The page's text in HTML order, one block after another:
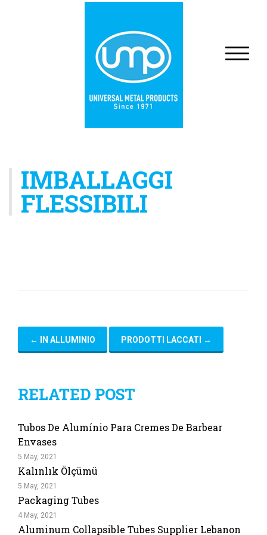
IMBALLAGGI
FLESSIBILI
← IN ALLUMINIO PRODOTTI LACCATI →
RELATED POST
Tubos De Alumínio Para Cremes De Barbear
Envases
5 May, 2021
Kalınlık Ölçümü
5 May, 2021
Packaging Tubes
4 May, 2021
Aluminum Collapsible Tubes Supplier Lebanon